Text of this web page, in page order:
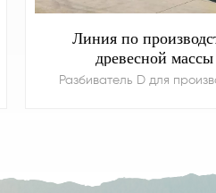
Линия по
древесной массы